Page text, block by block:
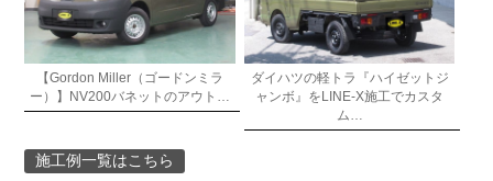
【Gordon Miller（ゴードンミラ
ー）】NV200バネットのアウト…
ダイハツの軽トラ『ハイゼットジ
ャンボ』をLINE-X施工でカスタ
ム…
施工例一覧はこちら